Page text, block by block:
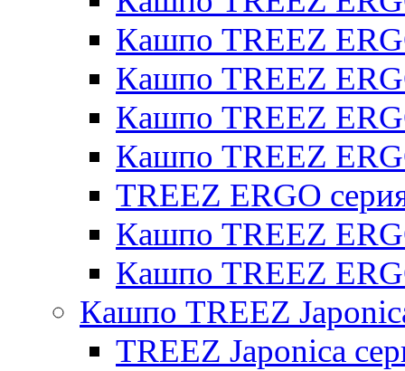
Кашпо TREEZ
Кашпо TREEZ
Кашпо TREEZ
Кашпо TREEZ
TREEZ ERGO
Кашпо TREEZ
Кашпо TREEZ
Кашпо TREEZ
TREEZ Japonica